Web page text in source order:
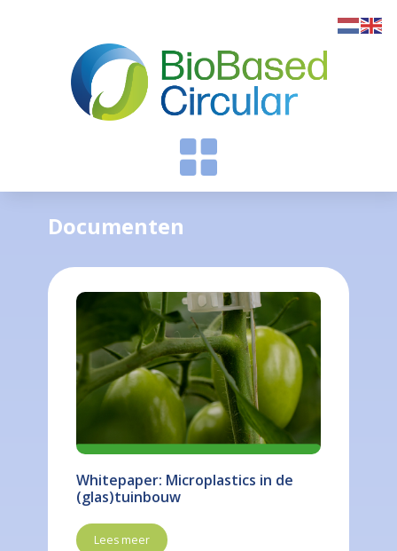
Documenten
Whitepaper: Microplastics in de
(glas)tuinbouw
Lees meer